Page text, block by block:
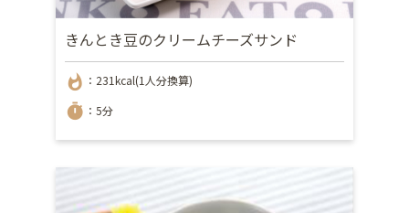
きんとき豆のクリームチーズサンド
whatshot ：231kcal(1人分換算)
timer ：5分